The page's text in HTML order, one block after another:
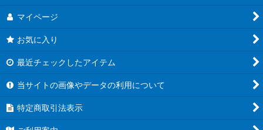
マイページ
お気に入り
最近チェックしたアイテム
当サイトの画像やデータの利用について
特定商取引法表示